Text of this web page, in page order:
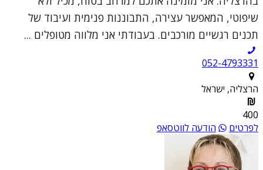
שיפוטי, המאפשר עצירה, התבוננות פנימית ועיבוד של
תכנים רגשיים מורכבים. בעבודתי אני מלווה מטופלים ...
052-4793331
הרצליה, ישראל
400
לפרטים
הודעה לווטסאפ